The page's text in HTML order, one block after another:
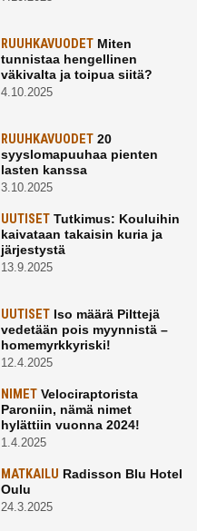
RUUHKAVUODETMiten
tunnistaa hengellinen
väkivalta ja toipua siitä?
4.10.2025
RUUHKAVUODET20
syyslomapuuhaa pienten
lasten kanssa
3.10.2025
UUTISETTutkimus: Kouluihin
kaivataan takaisin kuria ja
järjestystä
13.9.2025
UUTISETIso määrä Pilttejä
vedetään pois myynnistä –
homemyrkkyriski!
12.4.2025
NIMETVelociraptorista
Paroniin, nämä nimet
hylättiin vuonna 2024!
1.4.2025
MATKAILU Radisson Blu Hotel
Oulu
24.3.2025